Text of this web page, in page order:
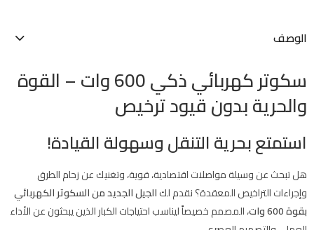
الوصف
سكوتر كهربائي ذكي 600 وات – القوة
والحرية بدون قيود ترخيص
استمتع بحرية التنقل وسهولة القيادة!
هل تبحث عن وسيلة مواصلات اقتصادية، قوية، وتغنيك عن زحام الطرق
وإجراءات التراخيص المعقدة؟ نقدم لكالجيل الجديد من السكوتر الكهربائي
بقوة 600 وات
، المصمم خصيصاً ليناسب احتياجات الكبار الذين يبحثون عن الأداء